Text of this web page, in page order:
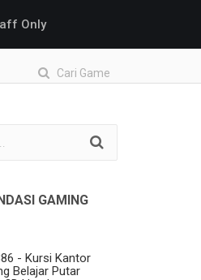
Only
Cari Game
GAMING
- Kursi Kantor
Belajar Putar